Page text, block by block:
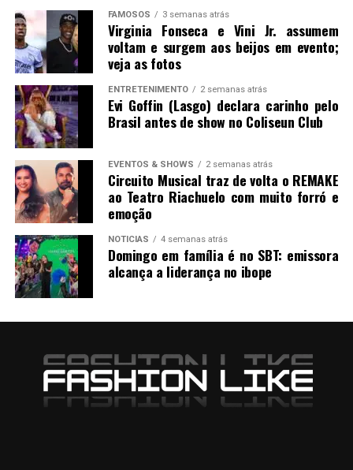
FAMOSOS 3 semanas atrás
Virginia Fonseca e Vini Jr. assumem
voltam e surgem aos beijos em evento;
veja as fotos
ENTRETENIMENTO 2 semanas atrás
Evi Goffin (Lasgo) declara carinho pelo
Brasil antes de show no Coliseun Club
EVENTOS & SHOWS 2 semanas atrás
Circuito Musical traz de volta o REMAKE
ao Teatro Riachuelo com muito forró e
emoção
NOTICIAS 4 semanas atrás
Domingo em família é no SBT: emissora
alcança a liderança no ibope